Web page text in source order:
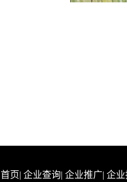
首页| 企业查询| 企业推广| 企